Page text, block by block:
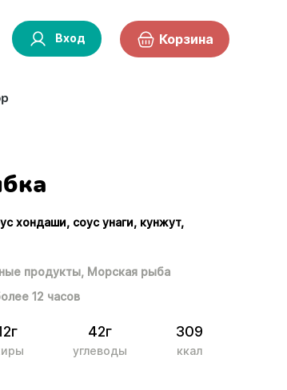
Вход Корзина
хондаши, соус унаги, кунжут,
продукты, Морская рыба
12 часов
42г
углеводы
309
ккал